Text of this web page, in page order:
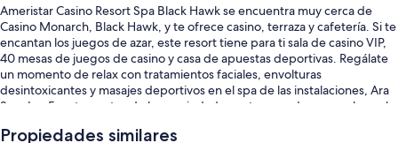
Ameristar Casino Resort Spa Black Hawk se encuentra muy cerca de
Casino Monarch, Black Hawk, y te ofrece casino, terraza y cafetería. Si te
encantan los juegos de azar, este resort tiene para ti sala de casino VIP,
40 mesas de juegos de casino y casa de apuestas deportivas. Regálate
un momento de relax con tratamientos faciales, envolturas
desintoxicantes y masajes deportivos en el spa de las instalaciones, Ara
Spa. Los 5 restaurantes de la propiedad cuentan con desayuno, brunch,
entretenimiento al aire libre, y 3 bares disponibles.
Propiedades similares